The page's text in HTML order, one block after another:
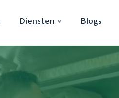
Diensten Blogs